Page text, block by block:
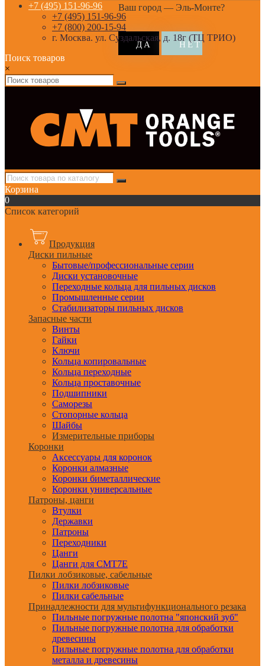
Ваш город — Эль-Монте?
+7 (495) 151-96-96
+7 (495) 151-96-96
+7 (800) 200-15-94
г. Москва. ул. Суздальская, д. 18г (ТЦ ТРИО)
Поиск товаров
×
Корзина
0
Список категорий
Продукция
Диски пильные
Бытовые/профессиональные серии
Диски установочные
Переходные кольца для пильных дисков
Промышленные серии
Стабилизаторы пильных дисков
Запасные части
Винты
Гайки
Ключи
Кольца копировальные
Кольца переходные
Кольца проставочные
Подшипники
Саморезы
Стопорные кольца
Шайбы
Измерительные приборы
Коронки
Аксессуары для коронок
Коронки алмазные
Коронки биметаллические
Коронки универсальные
Патроны, цанги
Втулки
Державки
Патроны
Переходники
Цанги
Цанги для CMT7E
Пилки лобзиковые, сабельные
Пилки лобзиковые
Пилки сабельные
Принадлежности для мультифункционального резака
Пильные погружные полотна "японский зуб"
Пильные погружные полотна для обработки
древесины
Пильные погружные полотна для обработки
металла и древесины